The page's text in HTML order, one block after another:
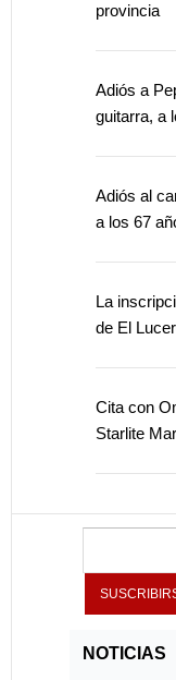
provincia
Adiós a
guitarra, a
Adiós al
a los 67
La
de El
Cita con
Starlite
NOTICIAS